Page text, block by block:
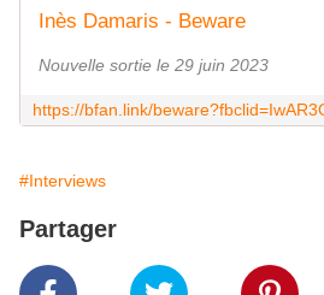
Inès Damaris - Beware
Nouvelle sortie le 29 juin 2023
#Interviews
Partager